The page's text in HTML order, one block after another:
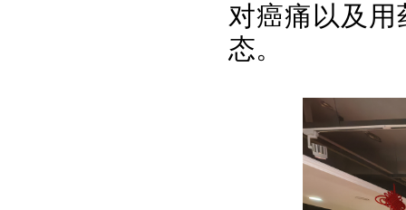
对癌痛以及
态。